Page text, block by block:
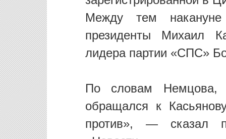
Между тем
президенты Михаил
лидера партии «СПС»
По словам
обращался к
против», — сказал